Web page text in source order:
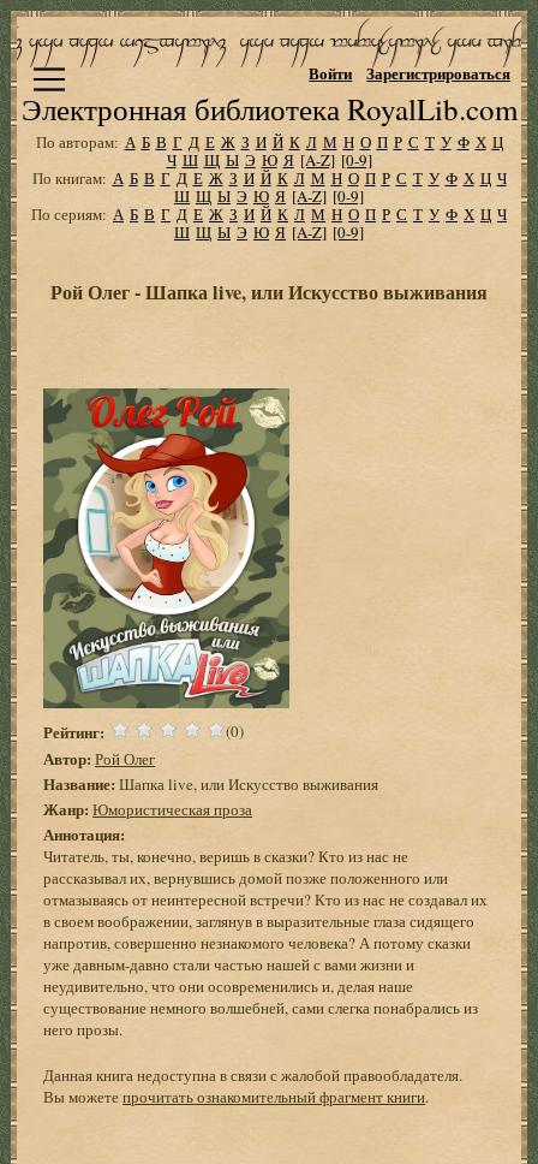
Электронная библиотека RoyalLib.com
Войти Зарегистрироваться
По авторам: А Б В Г Д Е Ж З И Й К Л М Н О П Р С Т У Ф Х Ц
Ч Ш Щ Ы Э Ю Я [A-Z] [0-9]
По книгам: А Б В Г Д Е Ж З И Й К Л М Н О П Р С Т У Ф Х Ц Ч
Ш Щ Ы Э Ю Я [A-Z] [0-9]
По сериям: А Б В Г Д Е Ж З И Й К Л М Н О П Р С Т У Ф Х Ц Ч
Ш Щ Ы Э Ю Я [A-Z] [0-9]
Рой Олег - Шапка live, или Искусство выживания
Рейтинг: (0)
Автор: Рой Олег
Название: Шапка live, или Искусство выживания
Жанр: Юмористическая проза
Аннотация:
Читатель, ты, конечно, веришь в сказки? Кто из нас не
рассказывал их, вернувшись домой позже положенного или
отмазываясь от неинтересной встречи? Кто из нас не создавал их
в своем воображении, заглянув в выразительные глаза сидящего
напротив, совершенно незнакомого человека? А потому сказки
уже давным-давно стали частью нашей с вами жизни и
неудивительно, что они осовременились и, делая наше
существование немного волшебней, сами слегка понабрались из
него прозы.
Данная книга недоступна в связи с жалобой правообладателя.
Вы можетепрочитать ознакомительный фрагмент книги.